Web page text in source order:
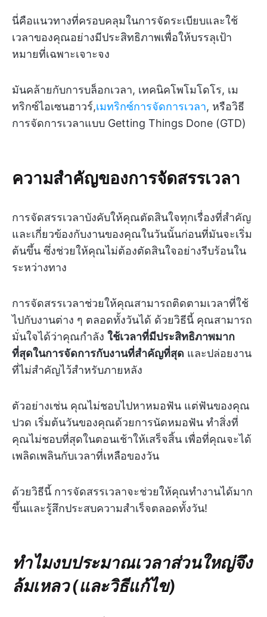
นี่คือแนวทางที่ครอบคลุมในการจัดระเบียบและใช้
เวลาของคุณอย่างมีประสิทธิภาพเพื่อให้บรรลุเป้า
หมายที่เฉพาะเจาะจง
มันคล้ายกับการบล็อกเวลา, เทคนิคโพโมโดโร, เม
ทริกซ์ไอเซนฮาวร์,เมทริกซ์การจัดการเวลา, หรือวิธี
การจัดการเวลาแบบ Getting Things Done (GTD)
ความสำคัญของการจัดสรรเวลา
การจัดสรรเวลาบังคับให้คุณตัดสินใจทุกเรื่องที่สำคัญ
และเกี่ยวข้องกับงานของคุณในวันนั้นก่อนที่มันจะเริ่ม
ต้นขึ้น ซึ่งช่วยให้คุณไม่ต้องตัดสินใจอย่างรีบร้อนใน
ระหว่างทาง
การจัดสรรเวลาช่วยให้คุณสามารถติดตามเวลาที่ใช้
ไปกับงานต่าง ๆ ตลอดทั้งวันได้ ด้วยวิธีนี้ คุณสามารถ
มั่นใจได้ว่าคุณกำลัง ใช้เวลาที่มีประสิทธิภาพมาก
ที่สุดในการจัดการกับงานที่สำคัญที่สุด และปล่อยงาน
ที่ไม่สำคัญไว้สำหรับภายหลัง
ตัวอย่างเช่น คุณไม่ชอบไปหาหมอฟัน แต่ฟันของคุณ
ปวด เริ่มต้นวันของคุณด้วยการนัดหมอฟัน ทำสิ่งที่
คุณไม่ชอบที่สุดในตอนเช้าให้เสร็จสิ้น เพื่อที่คุณจะได้
เพลิดเพลินกับเวลาที่เหลือของวัน
ด้วยวิธีนี้ การจัดสรรเวลาจะช่วยให้คุณทำงานได้มาก
ขึ้นและรู้สึกประสบความสำเร็จตลอดทั้งวัน!
ทำไมงบประมาณเวลาส่วนใหญ่จึง
ล้มเหลว (และวิธีแก้ไข)